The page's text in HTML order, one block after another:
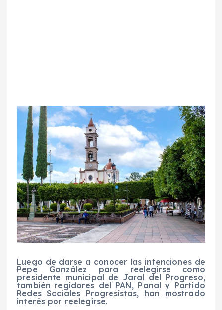
Luego de darse a conocer las intenciones de
Pepe González para reelegirse como
presidente municipal de Jaral del Progreso,
también regidores del PAN, Panal y Partido
Redes Sociales Progresistas, han mostrado
interés por reelegirse.